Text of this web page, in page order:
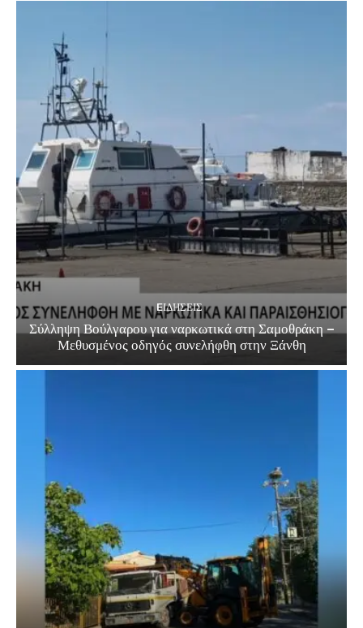
EΙΔΗΣΕΙΣ
Σύλληψη Βούλγαρου για ναρκωτικά στη Σαμοθράκη –
Μεθυσμένος οδηγός συνελήφθη στην Ξάνθη